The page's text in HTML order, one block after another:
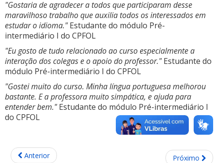
"Gostaria de agradecer a todos que participaram desse
maravilhoso trabalho que auxilia todos os interessados ​​em
estudar o idioma."Estudante do módulo Pré-
intermediário I do CPFOL
"Eu gosto de tudo relacionado ao curso especialmente a
interação dos colegas e o apoio do professor."Estudante do
módulo Pré-intermediário I do CPFOL
"Gostei muito do curso. Minha língua portuguesa melhorou
bastante. E a professora muito simpática, e ajuda para
entender bem."Estudante do módulo Pré-intermediário I
do CPFOL
Anterior Próximo